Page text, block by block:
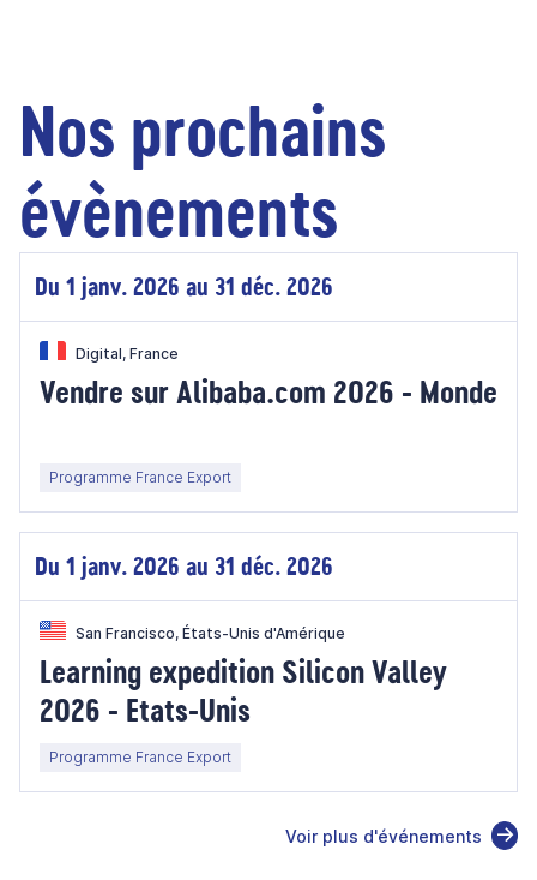
Nos prochains
évènements
Du 1 janv. 2026 au 31 déc. 2026
Digital, France
Vendre sur Alibaba.com 2026 - Monde
Programme France Export
Du 1 janv. 2026 au 31 déc. 2026
San Francisco, États-Unis d'Amérique
Learning expedition Silicon Valley
2026 - Etats-Unis
Programme France Export
Voir plus d'événements